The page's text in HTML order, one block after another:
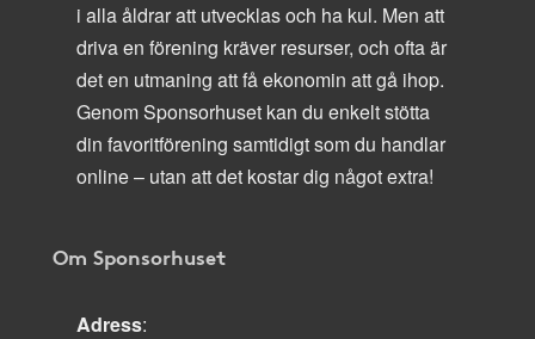
i alla åldrar att utvecklas och ha kul. Men att
driva en förening kräver resurser, och ofta är
det en utmaning att få ekonomin att gå ihop.
Genom Sponsorhuset kan du enkelt stötta
din favoritförening samtidigt som du handlar
online – utan att det kostar dig något extra!
Om Sponsorhuset
Adress: